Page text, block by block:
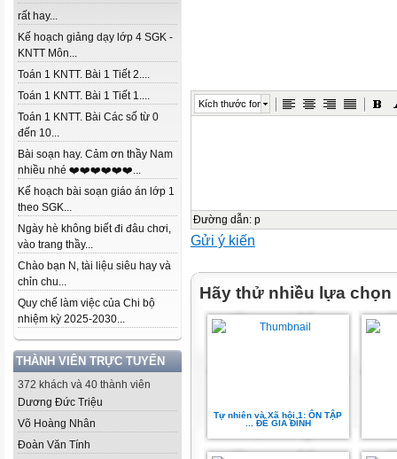
rất hay...
Kế hoạch giảng dạy lớp 4 SGK -
KNTT Môn...
Toán 1 KNTT. Bài 1 Tiết 2....
Toán 1 KNTT. Bài 1 Tiết 1....
Toán 1 KNTT. Bài Các số từ 0
đến 10...
Bài soạn hay. Cảm ơn thầy Nam
nhiều nhé ❤️❤️❤️❤️❤️❤️...
Kế hoạch bài soạn giáo án lớp 1
theo SGK...
Ngày hè không biết đi đâu chơi,
vào trang thầy...
Chào bạn N, tài liệu siêu hay và
chỉn chu...
Quy chế làm việc của Chi bộ
nhiệm kỳ 2025-2030...
THÀNH VIÊN TRỰC TUYẾN
372 khách và 40 thành viên
Dương Đức Triệu
Võ Hoàng Nhân
Đoàn Văn Tính
Kích thước font
Đường dẫn: p
Gửi ý kiến
Hãy thử nhiều lựa chọn
Tự nhiên và Xã hội 1: ÔN TẬP
... ĐỀ GIA ĐÌNH